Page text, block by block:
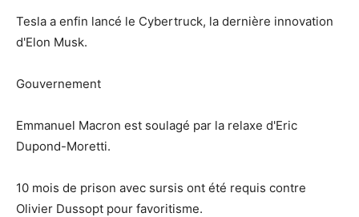
Tesla a enfin lancé le Cybertruck, la dernière innovation
d'Elon Musk.
Gouvernement
Emmanuel Macron est soulagé par la relaxe d'Eric
Dupond-Moretti.
10 mois de prison avec sursis ont été requis contre
Olivier Dussopt pour favoritisme.